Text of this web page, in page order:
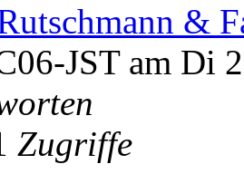
&
JST am Di
Zugriffe